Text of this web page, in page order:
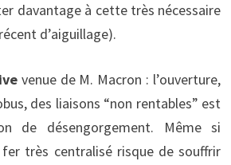
davantage à cette très nécessaire
d’aiguillage).
venue de M. Macron : l’ouverture,
des liaisons “non rentables” est
de désengorgement. Même si
très centralisé risque de souffrir